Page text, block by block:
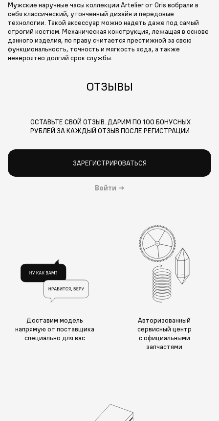
Мужские наручные часы коллекции Artelier от Oris вобрали в
себя классический, утонченный дизайн и передовые
технологии. Такой аксессуар можно надеть даже под самый
строгий костюм. Механическая конструкция, лежащая в основе
данного изделия, по праву считается престижной за свою
функциональность, точность и мягкость хода, а также
невероятно долгий срок службы.
ОТЗЫВЫ
ОСТАВЬТЕ СВОЙ ОТЗЫВ. ДАРИМ ПО 100 БОНУСНЫХ
РУБЛЕЙ ЗА КАЖДЫЙ ОТЗЫВ ПОСЛЕ РЕГИСТРАЦИИ
ЗАРЕГИСТРИРОВАТЬСЯ
Войти →
Доставим модель
напрямую от поставщика
специально для вас
Авторизованный
сервисный центр
с официальными
запчастями